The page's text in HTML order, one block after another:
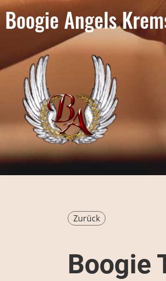
Boogie Angels
Zurück
Boogie